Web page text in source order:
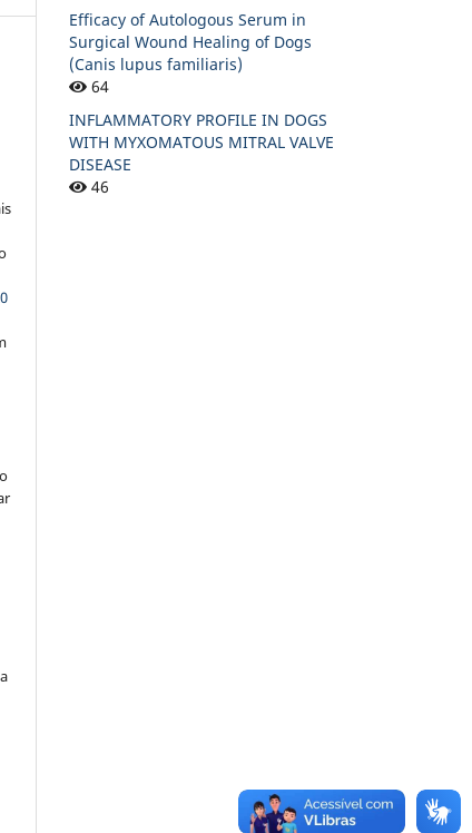
Efficacy of Autologous Serum in
Surgical Wound Healing of Dogs
(Canis lupus familiaris)
64
INFLAMMATORY PROFILE IN DOGS
WITH MYXOMATOUS MITRAL VALVE
DISEASE
46